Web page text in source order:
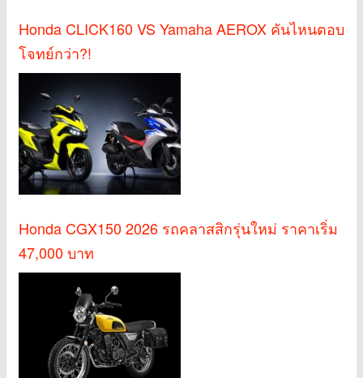
Honda CLICK160 VS Yamaha AEROX คันไหนตอบ
โจทย์กว่า?!
Honda CGX150 2026 รถคลาสสิกรุ่นใหม่ ราคาเริ่ม
47,000 บาท